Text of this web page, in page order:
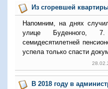
Из сгоревшей
Напомним, на днях
улице Буденного,
семидесятилетней
успела только спасти
В 2018 году в